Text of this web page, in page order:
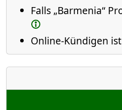
Falls „Barmenia“
Online-Kündigen